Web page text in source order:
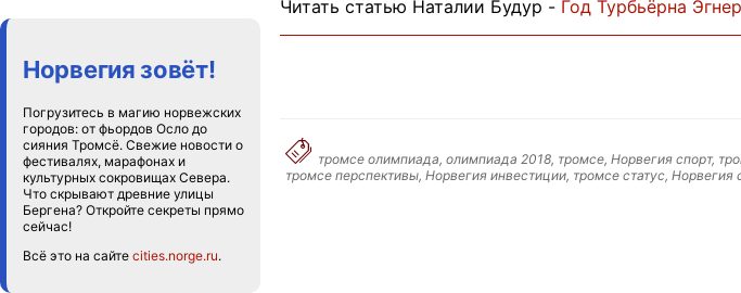
Норвегия зовёт!
Погрузитесь в магию норвежских
городов: от фьордов Осло до
сияния Тромсё. Свежие новости о
фестивалях, марафонах и
культурных сокровищах Севера.
Что скрывают древние улицы
Бергена? Откройте секреты прямо
сейчас!
Всё это на сайте cities.norge.ru.
Читать статью Наталии Будур - Год Турбьёрна
тромсе олимпиада, олимпиада 2018, тромсе, Норвегия спорт,
тромсе перспективы, Норвегия инвестиции, тромсе статус,